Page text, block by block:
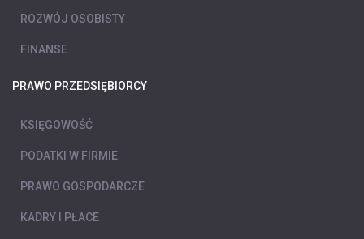
ROZWÓJ OSOBISTY
FINANSE
PRAWO PRZEDSIĘBIORCY
KSIĘGOWOŚĆ
PODATKI W FIRMIE
PRAWO GOSPODARCZE
KADRY I PŁACE